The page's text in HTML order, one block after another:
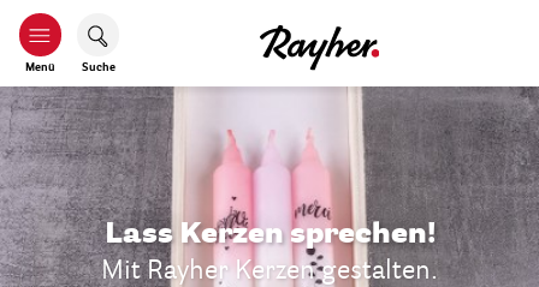
Menü Suche
Lass Kerzen sprechen!
Mit Rayher Kerzen gestalten.